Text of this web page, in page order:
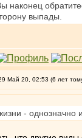
наконец
выпады.
Май 20, 02:53 (6 лет
-